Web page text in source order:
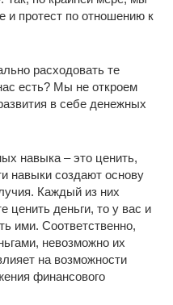
и протест по отношению к
расходовать те
есть? Мы не откроем
в себе денежных
навыка – это ценить,
навыки создают основу
Каждый из них
ценить деньги, то у вас и
ими. Соответственно,
невозможно их
на возможности
финансового